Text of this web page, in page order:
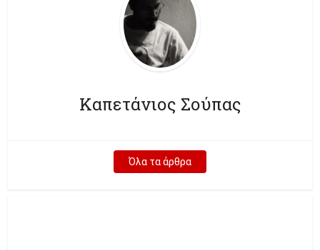
Καπετάνιος Σούπας
Όλα τα άρθρα